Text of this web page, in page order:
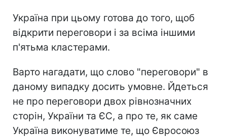
Україна при цьому готова до того, щоб
відкрити переговори і за всіма іншими
п'ятьма кластерами.
Варто нагадати, що слово "переговори" в
даному випадку досить умовне. Йдеться
не про переговори двох рівнозначних
сторін, України та ЄС, а про те, як саме
Україна виконуватиме те, що Євросоюз